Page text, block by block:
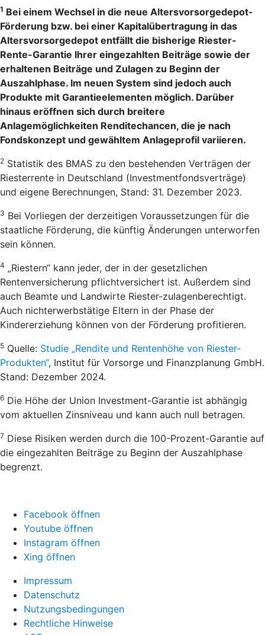
1 Bei einem Wechsel in die neue Altersvorsorgedepot-
Förderung bzw. bei einer Kapitalübertragung in das
Altersvorsorgedepot entfällt die bisherige Riester-
Rente-Garantie Ihrer eingezahlten Beiträge sowie der
erhaltenen Beiträge und Zulagen zu Beginn der
Auszahlphase. Im neuen System sind jedoch auch
Produkte mit Garantieelementen möglich. Darüber
hinaus eröffnen sich durch breitere
Anlagemöglichkeiten Renditechancen, die je nach
Fondskonzept und gewähltem Anlageprofil variieren.
2 Statistik des BMAS zu den bestehenden Verträgen der
Riesterrente in Deutschland (Investmentfondsverträge)
und eigene Berechnungen, Stand: 31. Dezember 2023.
3 Bei Vorliegen der derzeitigen Voraussetzungen für die
staatliche Förderung, die künftig Änderungen unterworfen
sein können.
4 „Riestern“ kann jeder, der in der gesetzlichen
Rentenversicherung pflichtversichert ist. Außerdem sind
auch Beamte und Landwirte Riester-zulagenberechtigt.
Auch nichterwerbstätige Eltern in der Phase der
Kindererziehung können von der Förderung profitieren.
5 Quelle: Studie „Rendite und Rentenhöhe von Riester-
Produkten“, Institut für Vorsorge und Finanzplanung GmbH.
Stand: Dezember 2024.
6 Die Höhe der Union Investment-Garantie ist abhängig
vom aktuellen Zinsniveau und kann auch null betragen.
7 Diese Risiken werden durch die 100-Prozent-Garantie auf
die eingezahlten Beiträge zu Beginn der Auszahlphase
begrenzt.
Facebook öffnen
Youtube öffnen
Instagram öffnen
Xing öffnen
Impressum
Datenschutz
Nutzungsbedingungen
Rechtliche Hinweise